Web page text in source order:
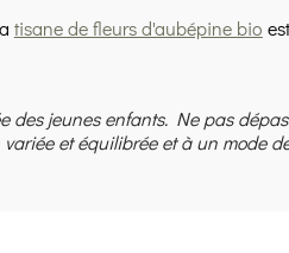
tisane de fleurs d'aubépine bio
des jeunes enfants. Ne pas
et équilibrée et à un mode